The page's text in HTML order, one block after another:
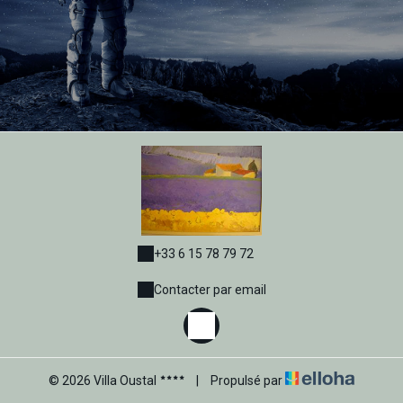
+33 6 15 78 79 72
Contacter par email
© 2026 Villa Oustal Propulsé par